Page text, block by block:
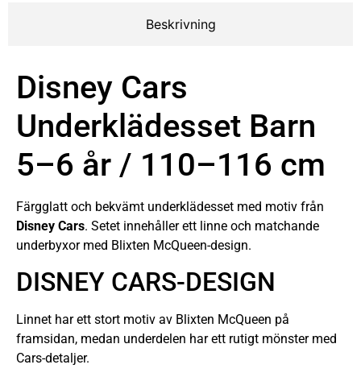
Beskrivning
Disney Cars
Underklädesset Barn
5–6 år / 110–116 cm
Färgglatt och bekvämt underklädesset med motiv från
Disney Cars. Setet innehåller ett linne och matchande
underbyxor med Blixten McQueen-design.
DISNEY CARS-DESIGN
Linnet har ett stort motiv av Blixten McQueen på
framsidan, medan underdelen har ett rutigt mönster med
Cars-detaljer.